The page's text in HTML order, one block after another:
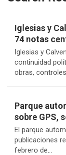
Iglesias y
74 notas
Iglesias y
continuidad
obras,
Parque
sobre GPS,
El parque
publicaciones
febrero de…